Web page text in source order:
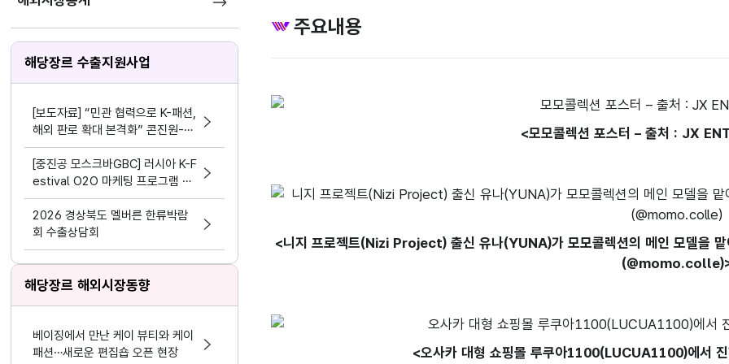
해당장르 수출지원사업
[보도자료] “민관 협력으로 K-패션,
해외 판로 확대 본격화” 콘진원-현
대백화점, 해외 진출 지원 업무협약
체결
[중진공 모스크바GBC] 러시아 K-F
estival O2O 마케팅 프로그램 참
여기업 모집 공고(~8.19)
2026 경상북도 멜버른 한류박람
회 수출상담회
해당장르 해외시장동향
베이징에서 만난 케이 뷰티와 케이
패션…새로운 편집숍 오픈 현장
주요내용
<모모콜렉션 포스터 – 출처 : JX
<니지 프로젝트(Nizi Project) 출신 유나(YUNA)가 모모콜렉션의 메인 모델을
<오사카 대형 쇼핑몰 루쿠아1100(LUCUA1100)에서